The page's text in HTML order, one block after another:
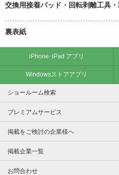
交換用接着パッド・回転剥離工具
裏表紙
iPhone･iPad アプリ
Windowsストアアプリ
ショールーム検索
プレミアムサービス
掲載をご検討の企業様へ
掲載企業一覧
お問合わせ